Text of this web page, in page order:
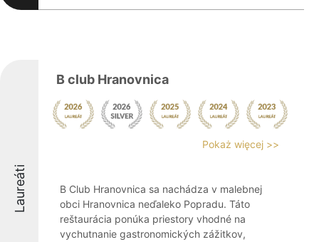
Laureáti
B club Hranovnica
Pokaż więcej >>
B Club Hranovnica sa nachádza v malebnej
obci Hranovnica neďaleko Popradu. Táto
reštaurácia ponúka priestory vhodné na
vychutnanie gastronomických zážitkov,